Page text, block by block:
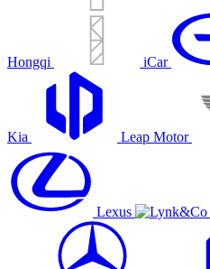
Hongqi iCar
Kia Leap Motor
Lexus